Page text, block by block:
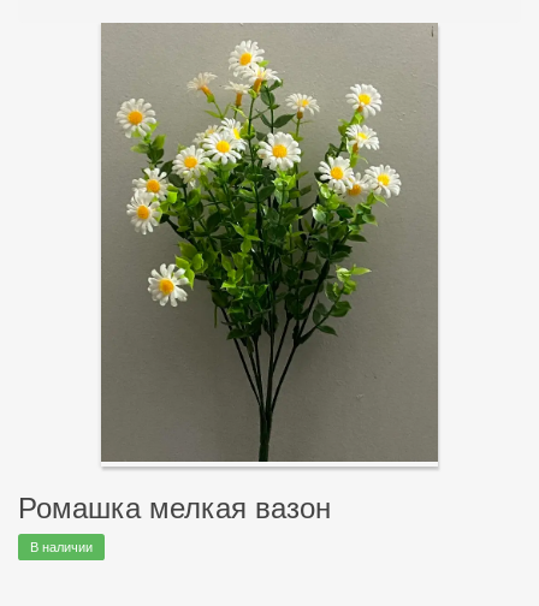
Ромашка мелкая вазон
В наличии